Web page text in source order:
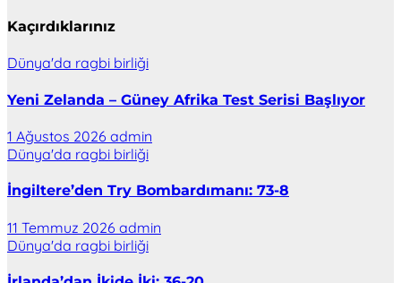
Kaçırdıklarınız
Dünya'da ragbi birliği
Yeni Zelanda – Güney Afrika Test Serisi Başlıyor
1 Ağustos 2026 admin
Dünya'da ragbi birliği
İngiltere’den Try Bombardımanı: 73-8
11 Temmuz 2026 admin
Dünya'da ragbi birliği